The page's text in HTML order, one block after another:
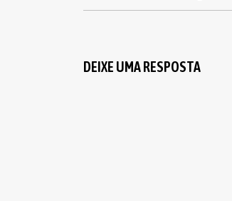
DEIXE UMA RESPOSTA